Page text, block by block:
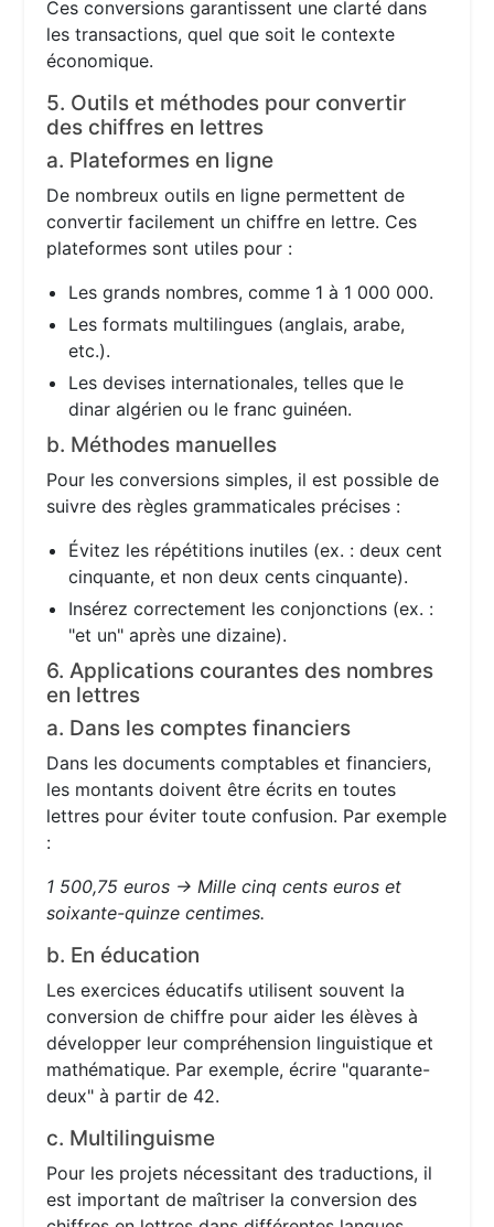
Ces conversions garantissent une clarté dans
les transactions, quel que soit le contexte
économique.
5. Outils et méthodes pour convertir
des chiffres en lettres
a. Plateformes en ligne
De nombreux outils en ligne permettent de
convertir facilement un chiffre en lettre. Ces
plateformes sont utiles pour :
Les grands nombres, comme 1 à 1 000 000.
Les formats multilingues (anglais, arabe,
etc.).
Les devises internationales, telles que le
dinar algérien ou le franc guinéen.
b. Méthodes manuelles
Pour les conversions simples, il est possible de
suivre des règles grammaticales précises :
Évitez les répétitions inutiles (ex. : deux cent
cinquante, et non deux cents cinquante).
Insérez correctement les conjonctions (ex. :
"et un" après une dizaine).
6. Applications courantes des nombres
en lettres
a. Dans les comptes financiers
Dans les documents comptables et financiers,
les montants doivent être écrits en toutes
lettres pour éviter toute confusion. Par exemple
:
1 500,75 euros → Mille cinq cents euros et
soixante-quinze centimes.
b. En éducation
Les exercices éducatifs utilisent souvent la
conversion de chiffre pour aider les élèves à
développer leur compréhension linguistique et
mathématique. Par exemple, écrire "quarante-
deux" à partir de 42.
c. Multilinguisme
Pour les projets nécessitant des traductions, il
est important de maîtriser la conversion des